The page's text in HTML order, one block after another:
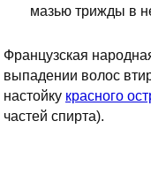
мазью трижды в
Французская
выпадении волос
настойку красного
частей спирта).